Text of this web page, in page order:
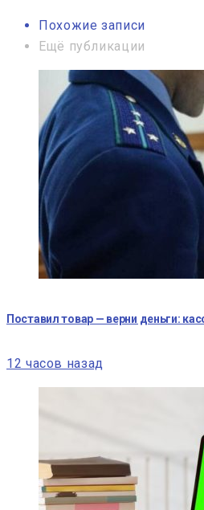
Похожие записи
Ещё публикации
Поставил товар — верни деньги:
12 часов назад